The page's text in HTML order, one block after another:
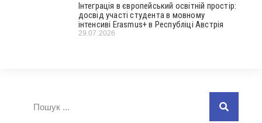
Інтеграція в європейський освітній простір:
досвід участі студента в мовному
інтенсиві Erasmus+ в Республіці Австрія
29.07.2026